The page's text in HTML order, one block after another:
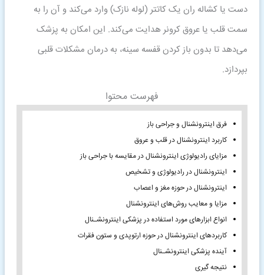
دست یا کشاله ران یک کاتتر (لوله نازک) وارد می‌کند و آن را به
سمت قلب یا عروق کرونر هدایت می‌کند. این امکان به پزشک
می‌دهد تا بدون باز کردن قفسه سینه، به درمان مشکلات قلبی
بپردازد.
فهرست محتوا
فرق اینترونشنال و جراحی باز
کاربرد اینترونشنال در قلب و عروق
مزایای رادیولوژی اینترونشنال در مقایسه با جراحی باز
اینترونشنال در رادیولوژی و تشخیص
اینترونشنال در حوزه مغز و اعصاب
مزایا و معایب روش‌های اینترونشنال
انواع ابزارهای مورد استفاده در پزشکی اینترونشـنال
کاربردهای اینترونشنال در حوزه ارتوپدی و ستون فقرات
آینده پزشکی اینترونشـنال
نتیجه گیری